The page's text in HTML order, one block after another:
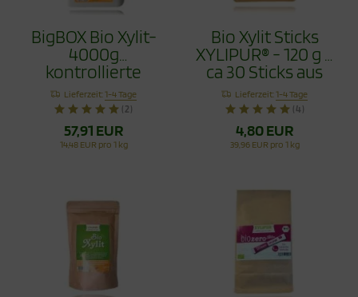
BigBOX Bio Xylit-
4000g
kontrollierte
XYLIPUR® Bio
Qualität
Lieferzeit:1-4 Tage
(2)
57,91 EUR
14,48 EUR pro 1 kg
Bio Xylit Sticks
XYLIPUR® - 120 g =
ca 30 Sticks aus
kbA biologischem
Anbau
Lieferzeit:1-4 Tage
(4)
4,80 EUR
39,96 EUR pro 1 kg